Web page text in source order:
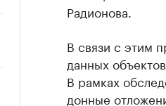
Радионова.
В связи с этим
данных
В рамках
донные